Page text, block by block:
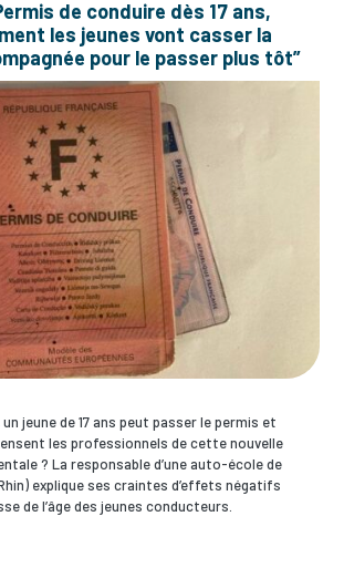
de conduire dès 17 ans,
les jeunes vont casser la
pour le passer plus tôt”
un jeune de 17 ans peut passer le permis et
les professionnels de cette nouvelle
? La responsable d’une auto-école de
explique ses craintes d’effets négatifs
de l’âge des jeunes conducteurs.